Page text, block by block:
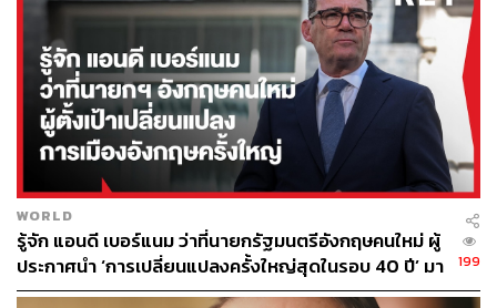
WORLD
รู้จัก แอนดี เบอร์แนม ว่าที่นายกรัฐมนตรีอังกฤษคนใหม่ ผู้
ประกาศนำ ‘การเปลี่ยนแปลงครั้งใหญ่สุดในรอบ 40 ปี’ มา
สู่การเมืองอังกฤษ
199